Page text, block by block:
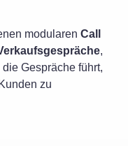
modularen Call
,
Gespräche führt,
zu